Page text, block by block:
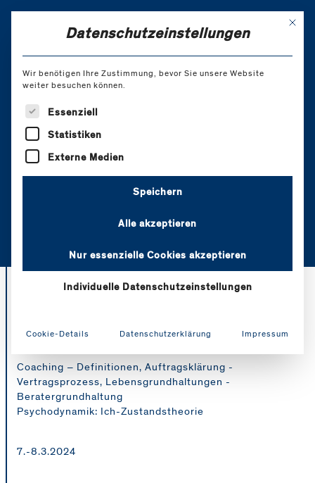
Coaching- und
Beraterausbildung in
systemischer
Transaktionsanalyse 1.
Coaching – Definitionen, Auftragsklärung -
Vertragsprozess, Lebensgrundhaltungen -
Beratergrundhaltung
Psychodynamik: Ich-Zustandstheorie
7.-8.3.2024
Mit
Datenschutzeinstellungen
Wir benötigen Ihre Zustimmung, bevor Sie unsere Website
weiter besuchen können.
Es folgt eine Liste der Service-Gruppen, für die eine
Essenziell
Statistiken
Externe Medien
Speichern
Alle akzeptieren
Nur essenzielle Cookies akzeptieren
Individuelle Datenschutzeinstellungen
Cookie-Details Datenschutzerklärung Impressum